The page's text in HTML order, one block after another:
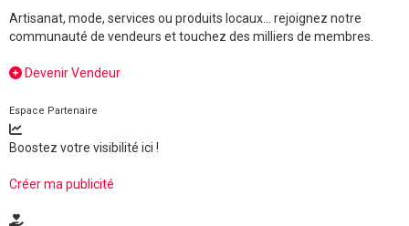
Artisanat, mode, services ou produits locaux... rejoignez notre
communauté de vendeurs et touchez des milliers de membres.
Devenir Vendeur
Espace Partenaire
Boostez votre visibilité ici !
Créer ma publicité